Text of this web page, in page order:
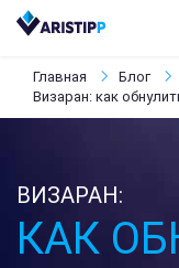
Главная
Блог
Визаран: как
ВИЗАРАН:
КАК